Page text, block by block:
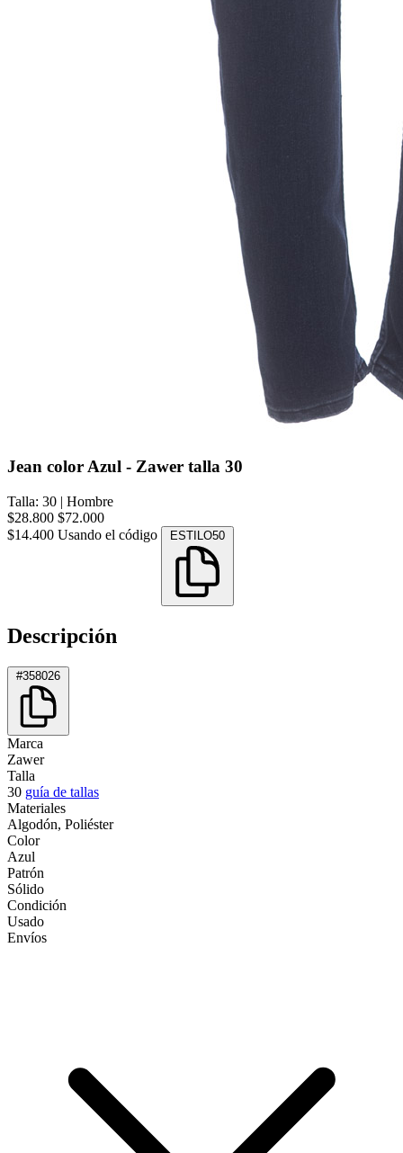
Jean color Azul - Zawer talla 30
Talla: 30 | Hombre
$28.800 $72.000
$14.400 Usando el código ESTILO50
Descripción
#358026
Marca
Zawer
Talla
30 guía de tallas
Materiales
Algodón, Poliéster
Color
Azul
Patrón
Sólido
Condición
Usado
Envíos